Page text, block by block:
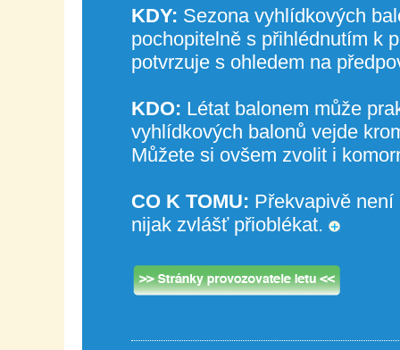
KDY: Sezona vyhlídkových
pochopitelně s přihlédnutím k
potvrzuje s ohledem na
KDO: Létat balonem může
vyhlídkových balonů vejde
Můžete si ovšem zvolit i
CO K TOMU: Překvapivě
nijak zvlášť přioblékat.